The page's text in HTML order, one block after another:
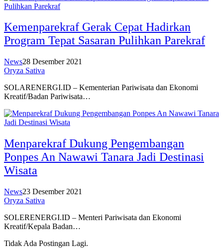
Kemenparekraf Gerak Cepat Hadirkan
Program Tepat Sasaran Pulihkan Parekraf
News28 Desember 2021
Oryza Sativa
SOLARENERGI.ID – Kementerian Pariwisata dan Ekonomi
Kreatif/Badan Pariwisata…
Menparekraf Dukung Pengembangan
Ponpes An Nawawi Tanara Jadi Destinasi
Wisata
News23 Desember 2021
Oryza Sativa
SOLERENERGI.ID – Menteri Pariwisata dan Ekonomi
Kreatif/Kepala Badan…
Tidak Ada Postingan Lagi.